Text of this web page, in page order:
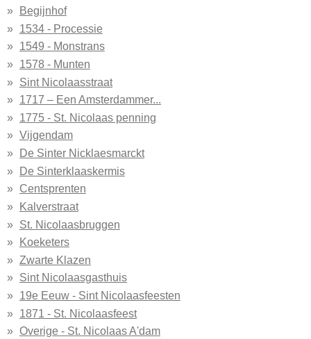
Begijnhof
1534 - Processie
1549 - Monstrans
1578 - Munten
Sint Nicolaasstraat
1717 – Een Amsterdammer...
1775 - St. Nicolaas penning
Vijgendam
De Sinter Nicklaesmarckt
De Sinterklaaskermis
Centsprenten
Kalverstraat
St. Nicolaasbruggen
Koeketers
Zwarte Klazen
Sint Nicolaasgasthuis
19e Eeuw - Sint Nicolaasfeesten
1871 - St. Nicolaasfeest
Overige - St. Nicolaas A'dam